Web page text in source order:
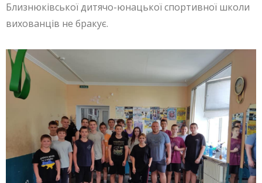
Близнюківської дитячо-юнацької спортивної школи
вихованців не бракує.